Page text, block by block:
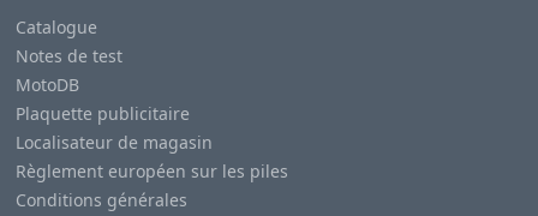
Catalogue
Notes de test
MotoDB
Plaquette publicitaire
Localisateur de magasin
Règlement européen sur les piles
Conditions générales